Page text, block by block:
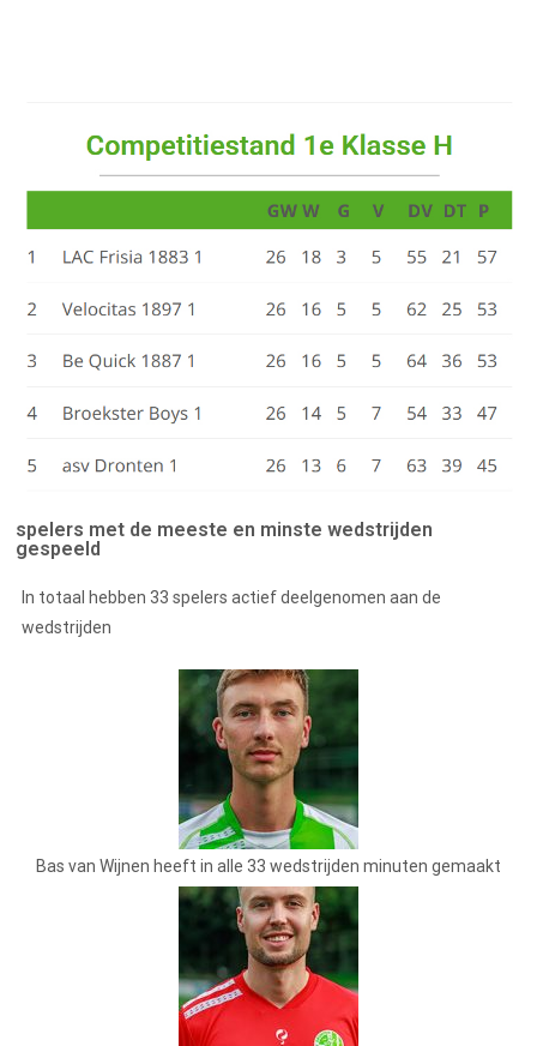
spelers met de meeste en minste wedstrijden
gespeeld
In totaal hebben 33 spelers actief deelgenomen aan de
wedstrijden
Bas van Wijnen heeft in alle 33 wedstrijden minuten gemaakt